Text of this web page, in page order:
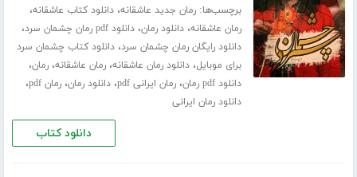
برچسب‌ها:رمان جدید عاشقانه،دانلود کتاب عاشقانه،
رمان عاشقانه،دانلود رمان،دانلود pdf رمان چشمان سرد ،
دانلود رایگان رمان چشمان سرد،دانلود کتاب چشمان سرد
برای موبایل،دانلود رمان عاشقانه،رمان عاشقانه،رمان،
دانلود pdf رمان ،رمان ایرانی pdf ،دانلود رمان،رمان pdf ،
دانلود رمان ایرانی
دانلود کتاب